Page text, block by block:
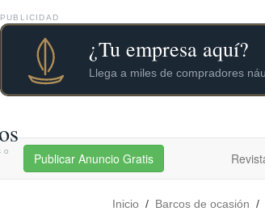
PUBLICIDAD
Publicar Anuncio Gratis
Inicio / Barcos de ocasión /